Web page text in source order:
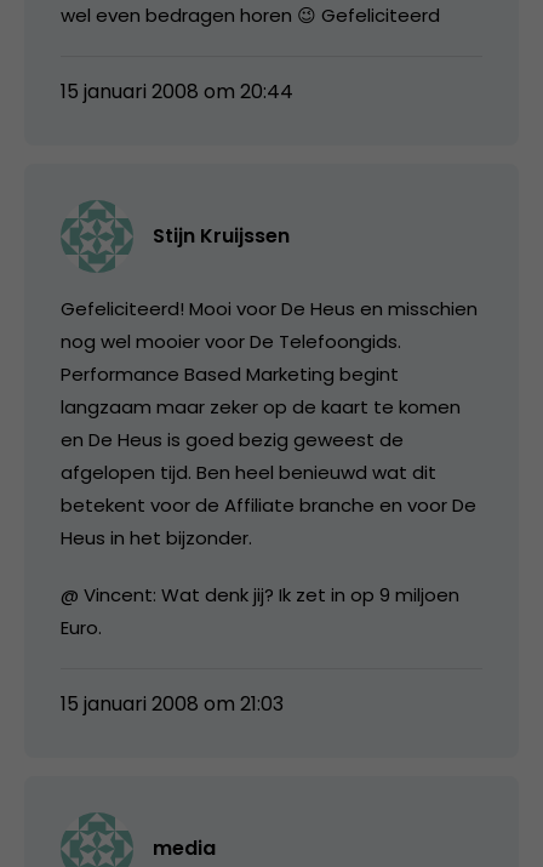
wel even bedragen horen 😉 Gefeliciteerd
15 januari 2008 om 20:44
Stijn Kruijssen
Gefeliciteerd! Mooi voor De Heus en misschien
nog wel mooier voor De Telefoongids.
Performance Based Marketing begint
langzaam maar zeker op de kaart te komen
en De Heus is goed bezig geweest de
afgelopen tijd. Ben heel benieuwd wat dit
betekent voor de Affiliate branche en voor De
Heus in het bijzonder.
@ Vincent: Wat denk jij? Ik zet in op 9 miljoen
Euro.
15 januari 2008 om 21:03
media